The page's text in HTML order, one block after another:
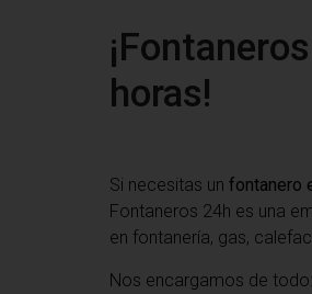
horas!
Si necesitas un fontanero
Fontaneros 24h es una
en fontanería, gas,
Nos encargamos de